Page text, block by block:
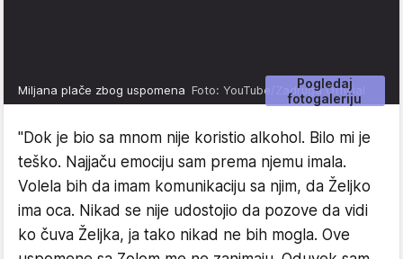
Pogledaj
fotogaleriju
Miljana plače zbog uspomena Foto: YouTube/Zadruga Official
"Dok je bio sa mnom nije koristio alkohol. Bilo mi je
teško. Najjaču emociju sam prema njemu imala.
Volela bih da imam komunikaciju sa njim, da Željko
ima oca. Nikad se nije udostojio da pozove da vidi
ko čuva Željka, ja tako nikad ne bih mogla. Ove